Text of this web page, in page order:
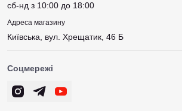
сб-нд з 10:00 до 18:00
Адреса магазину
Київська, вул. Хрещатик, 46 Б
Соцмережі